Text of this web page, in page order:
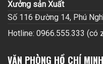
Xưởng sản Xuất
Số 116 Đường 14, Phú
Hotline: 0966.555.333 (có
VĂN PHÒNG HỒ CHÍ MINH